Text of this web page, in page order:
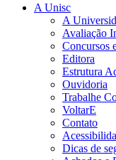
A Unisc
A
Avaliação
Concursos
Editora
Estrutura
Ouvidoria
Trabalhe
VoltarE
Contato
Dicas de